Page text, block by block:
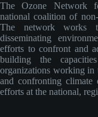
The Ozone Network
national coalition of
The network works
disseminating
efforts to confront and
building the
organizations working in
and confronting climate
efforts at the national,